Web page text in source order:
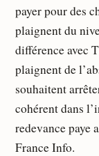
payer pour des
plaignent du
différence avec
plaignent de
souhaitent
cohérent dans
redevance paye
France Info.